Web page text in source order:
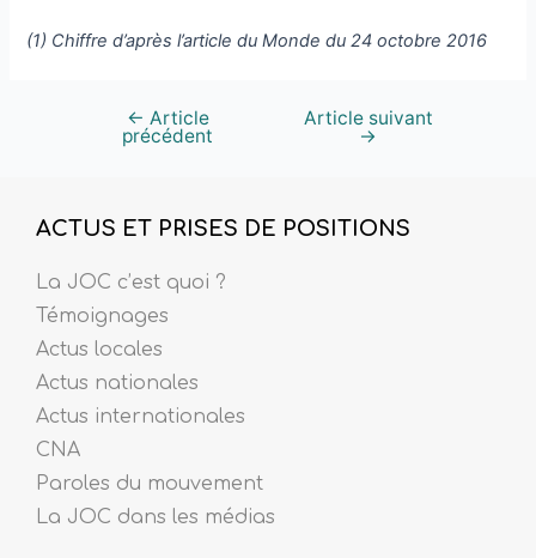
(1) Chiffre d’après l’article du Monde du 24 octobre 2016
← Article
précédent
Article suivant
→
ACTUS ET PRISES DE POSITIONS
La JOC c’est quoi ?
Témoignages
Actus locales
Actus nationales
Actus internationales
CNA
Paroles du mouvement
La JOC dans les médias